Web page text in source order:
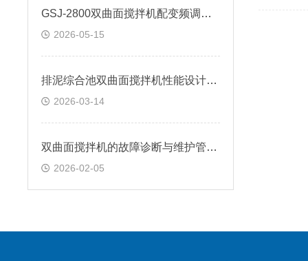
GSJ-2800双曲面搅拌机配变频调速电机
2026-05-15
排泥综合池双曲面搅拌机性能设计要求
2026-03-14
双曲面搅拌机的故障诊断与维护管理说明：
2026-02-05